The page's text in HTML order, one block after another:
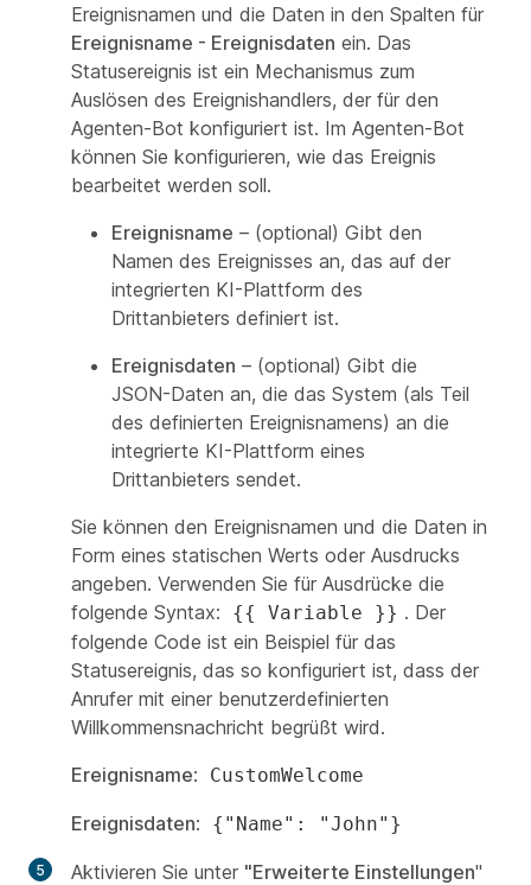
Ereignisnamen und die Daten in den Spalten für
Ereignisname - Ereignisdaten ein. Das
Statusereignis ist ein Mechanismus zum
Auslösen des Ereignishandlers, der für den
Agenten-Bot konfiguriert ist. Im Agenten-Bot
können Sie konfigurieren, wie das Ereignis
bearbeitet werden soll.
Ereignisname – (optional) Gibt den
Namen des Ereignisses an, das auf der
integrierten KI-Plattform des
Drittanbieters definiert ist.
Ereignisdaten – (optional) Gibt die
JSON-Daten an, die das System (als Teil
des definierten Ereignisnamens) an die
integrierte KI-Plattform eines
Drittanbieters sendet.
Sie können den Ereignisnamen und die Daten in
Form eines statischen Werts oder Ausdrucks
angeben. Verwenden Sie für Ausdrücke die
folgende Syntax:
{{ Variable }} . Der
folgende Code ist ein Beispiel für das
Statusereignis, das so konfiguriert ist, dass der
Anrufer mit einer benutzerdefinierten
Willkommensnachricht begrüßt wird.
Ereignisname: CustomWelcome
Ereignisdaten: {"Name": "John"}
Aktivieren Sie unter "Erweiterte Einstellungen"